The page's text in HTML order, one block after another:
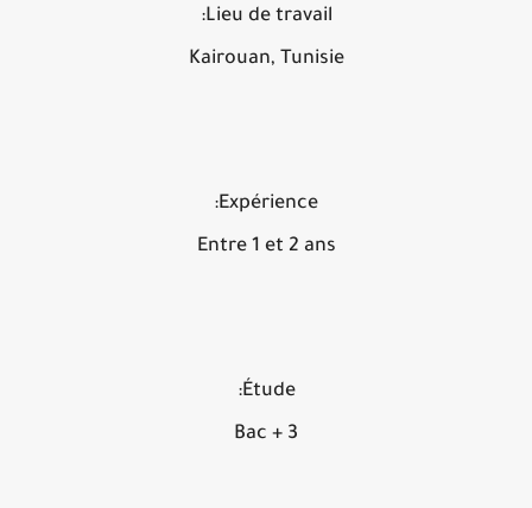
Lieu de travail:
Kairouan, Tunisie
Expérience:
Entre 1 et 2 ans
Étude:
Bac + 3